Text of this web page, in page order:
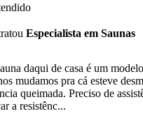
Especialista em Saunas
daqui de casa é um
mudamos pra cá esteve
queimada. Preciso de
a resistênc...